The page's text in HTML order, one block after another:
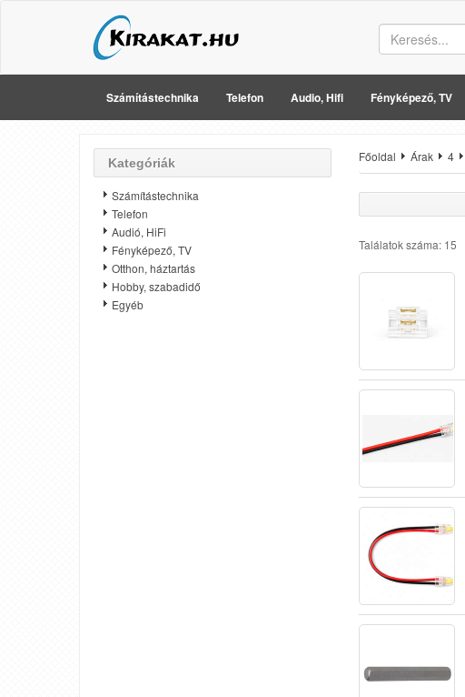
Számítástechnika Telefon Audio, Hifi Fényképező, TV
Kategóriák
Számítástechnika
Telefon
Audió, HiFi
Fényképező, TV
Otthon, háztartás
Hobby, szabadidő
Egyéb
Főoldal Árak 4
Találatok száma: 15